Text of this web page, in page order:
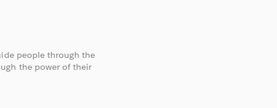
people through the
the power of their